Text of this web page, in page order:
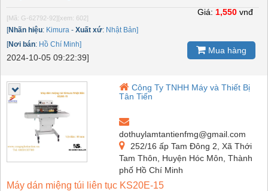
[Mã: G-62792-92][xem: 602]
[Nhãn hiệu: Kimura - Xuất xứ: Nhật Bản]
[Nơi bán: Hồ Chí Minh]
2024-10-05 09:22:39]
Giá: 1,550 vnđ
Mua hàng
Công Ty TNHH Máy và Thiết Bị
Tân Tiến
dothuylamtantienfmg@gmail.com
252/16 ấp Tam Đông 2, Xã Thới
Tam Thôn, Huyện Hóc Môn, Thành
phố Hồ Chí Minh
Máy dán miệng túi liên tục KS20E-15